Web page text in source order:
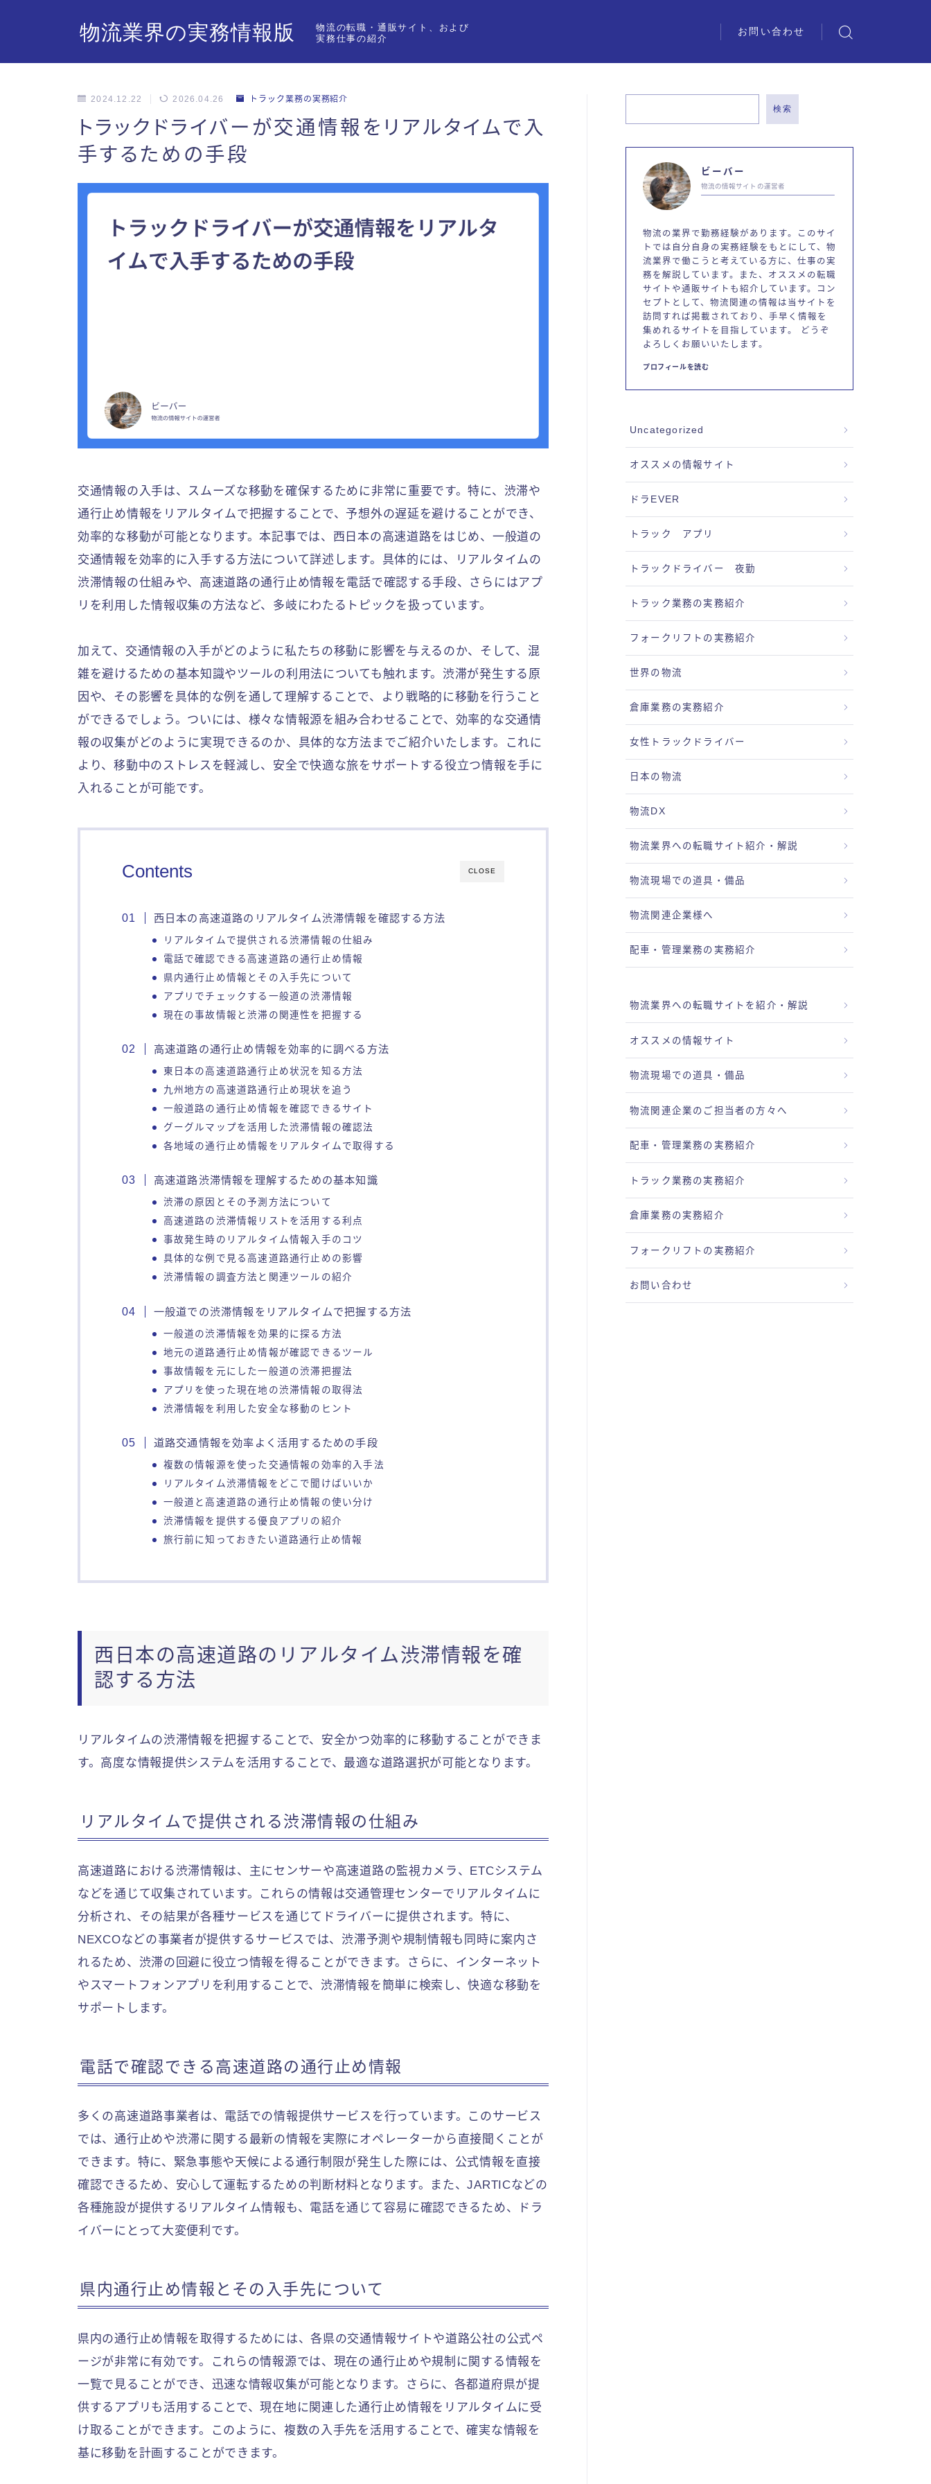
物流業界の実務情報版
物流の転職・通販サイト、および
実務仕事の紹介
お問い合わせ
2024.12.22 2026.04.26 トラック業務の実務紹介
トラックドライバーが交通情報をリアルタイムで入
手するための手段
交通情報の入手は、スムーズな移動を確保するために非常に重要です。特に、渋滞や
通行止め情報をリアルタイムで把握することで、予想外の遅延を避けることができ、
効率的な移動が可能となります。本記事では、西日本の高速道路をはじめ、一般道の
交通情報を効率的に入手する方法について詳述します。具体的には、リアルタイムの
渋滞情報の仕組みや、高速道路の通行止め情報を電話で確認する手段、さらにはアプ
リを利用した情報収集の方法など、多岐にわたるトピックを扱っています。
加えて、交通情報の入手がどのように私たちの移動に影響を与えるのか、そして、混
雑を避けるための基本知識やツールの利用法についても触れます。渋滞が発生する原
因や、その影響を具体的な例を通して理解することで、より戦略的に移動を行うこと
ができるでしょう。ついには、様々な情報源を組み合わせることで、効率的な交通情
報の収集がどのように実現できるのか、具体的な方法までご紹介いたします。これに
より、移動中のストレスを軽減し、安全で快適な旅をサポートする役立つ情報を手に
入れることが可能です。
CLOSE
Contents
西日本の高速道路のリアルタイム渋滞情報を確認する方法
リアルタイムで提供される渋滞情報の仕組み
電話で確認できる高速道路の通行止め情報
県内通行止め情報とその入手先について
アプリでチェックする一般道の渋滞情報
現在の事故情報と渋滞の関連性を把握する
高速道路の通行止め情報を効率的に調べる方法
東日本の高速道路通行止め状況を知る方法
九州地方の高速道路通行止め現状を追う
一般道路の通行止め情報を確認できるサイト
グーグルマップを活用した渋滞情報の確認法
各地域の通行止め情報をリアルタイムで取得する
高速道路渋滞情報を理解するための基本知識
渋滞の原因とその予測方法について
高速道路の渋滞情報リストを活用する利点
事故発生時のリアルタイム情報入手のコツ
具体的な例で見る高速道路通行止めの影響
渋滞情報の調査方法と関連ツールの紹介
一般道での渋滞情報をリアルタイムで把握する方法
一般道の渋滞情報を効果的に探る方法
地元の道路通行止め情報が確認できるツール
事故情報を元にした一般道の渋滞把握法
アプリを使った現在地の渋滞情報の取得法
渋滞情報を利用した安全な移動のヒント
道路交通情報を効率よく活用するための手段
複数の情報源を使った交通情報の効率的入手法
リアルタイム渋滞情報をどこで聞けばいいか
一般道と高速道路の通行止め情報の使い分け
渋滞情報を提供する優良アプリの紹介
旅行前に知っておきたい道路通行止め情報
西日本の高速道路のリアルタイム渋滞情報を確
認する方法
リアルタイムの渋滞情報を把握することで、安全かつ効率的に移動することができま
す。高度な情報提供システムを活用することで、最適な道路選択が可能となります。
リアルタイムで提供される渋滞情報の仕組み
高速道路における渋滞情報は、主にセンサーや高速道路の監視カメラ、ETCシステム
などを通じて収集されています。これらの情報は交通管理センターでリアルタイムに
分析され、その結果が各種サービスを通じてドライバーに提供されます。特に、
NEXCOなどの事業者が提供するサービスでは、渋滞予測や規制情報も同時に案内さ
れるため、渋滞の回避に役立つ情報を得ることができます。さらに、インターネット
やスマートフォンアプリを利用することで、渋滞情報を簡単に検索し、快適な移動を
サポートします。
電話で確認できる高速道路の通行止め情報
多くの高速道路事業者は、電話での情報提供サービスを行っています。このサービス
では、通行止めや渋滞に関する最新の情報を実際にオペレーターから直接聞くことが
できます。特に、緊急事態や天候による通行制限が発生した際には、公式情報を直接
確認できるため、安心して運転するための判断材料となります。また、JARTICなどの
各種施設が提供するリアルタイム情報も、電話を通じて容易に確認できるため、ドラ
イバーにとって大変便利です。
県内通行止め情報とその入手先について
県内の通行止め情報を取得するためには、各県の交通情報サイトや道路公社の公式ペ
ージが非常に有効です。これらの情報源では、現在の通行止めや規制に関する情報を
一覧で見ることができ、迅速な情報収集が可能となります。さらに、各都道府県が提
供するアプリも活用することで、現在地に関連した通行止め情報をリアルタイムに受
け取ることができます。このように、複数の入手先を活用することで、確実な情報を
基に移動を計画することができます。
検索
ビーバー
物流の情報サイトの運営者
物流の業界で勤務経験があります。このサイ
トでは自分自身の実務経験をもとにして、物
流業界で働こうと考えている方に、仕事の実
務を解説しています。また、オススメの転職
サイトや通販サイトも紹介しています。コン
セプトとして、物流関連の情報は当サイトを
訪問すれば掲載されており、手早く情報を
集めれるサイトを目指しています。 どうぞ
よろしくお願いいたします。
プロフィールを読む
Uncategorized
オススメの情報サイト
ドラEVER
トラック アプリ
トラックドライバー 夜勤
トラック業務の実務紹介
フォークリフトの実務紹介
世界の物流
倉庫業務の実務紹介
女性トラックドライバー
日本の物流
物流DX
物流業界への転職サイト紹介・解説
物流現場での道具・備品
物流関連企業様へ
配車・管理業務の実務紹介
物流業界への転職サイトを紹介・解説
オススメの情報サイト
物流現場での道具・備品
物流関連企業のご担当者の方々へ
配車・管理業務の実務紹介
トラック業務の実務紹介
倉庫業務の実務紹介
フォークリフトの実務紹介
お問い合わせ